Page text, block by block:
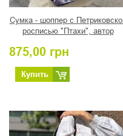
Сумка - шоппер с
росписью "Птахи", автор
875,00 грн
Купить